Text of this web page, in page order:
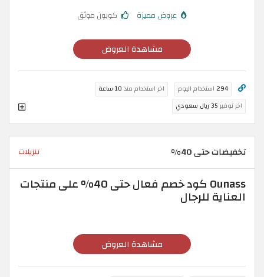
عروض مميزة كوبون موثق
مشاهدة العروض
294 استخدام اليوم اخر استخدام منذ 10 ساعة
اخر توفير 35 ريال سعودي
تخفيضات حتى 40% تنزيلات
Ounass كود خصم فعال حتى 40% على منتجات
العناية للرجال
مشاهدة العروض